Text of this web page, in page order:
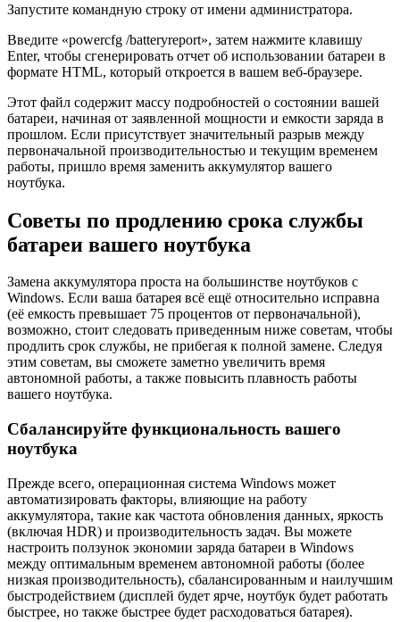
Запустите командную строку от имени администратора.
Введите «powercfg /batteryreport», затем нажмите клавишу
Enter, чтобы сгенерировать отчет об использовании батареи в
формате HTML, который откроется в вашем веб-браузере.
Этот файл содержит массу подробностей о состоянии вашей
батареи, начиная от заявленной мощности и емкости заряда в
прошлом. Если присутствует значительный разрыв между
первоначальной производительностью и текущим временем
работы, пришло время заменить аккумулятор вашего
ноутбука.
Советы по продлению срока службы
батареи вашего ноутбука
Замена аккумулятора проста на большинстве ноутбуков с
Windows. Если ваша батарея всё ещё относительно исправна
(её емкость превышает 75 процентов от первоначальной),
возможно, стоит следовать приведенным ниже советам, чтобы
продлить срок службы, не прибегая к полной замене. Следуя
этим советам, вы сможете заметно увеличить время
автономной работы, а также повысить плавность работы
вашего ноутбука.
Сбалансируйте функциональность вашего
ноутбука
Прежде всего, операционная система Windows может
автоматизировать факторы, влияющие на работу
аккумулятора, такие как частота обновления данных, яркость
(включая HDR) и производительность задач. Вы можете
настроить ползунок экономии заряда батареи в Windows
между оптимальным временем автономной работы (более
низкая производительность), сбалансированным и наилучшим
быстродействием (дисплей будет ярче, ноутбук будет работать
быстрее, но также быстрее будет расходоваться батарея).